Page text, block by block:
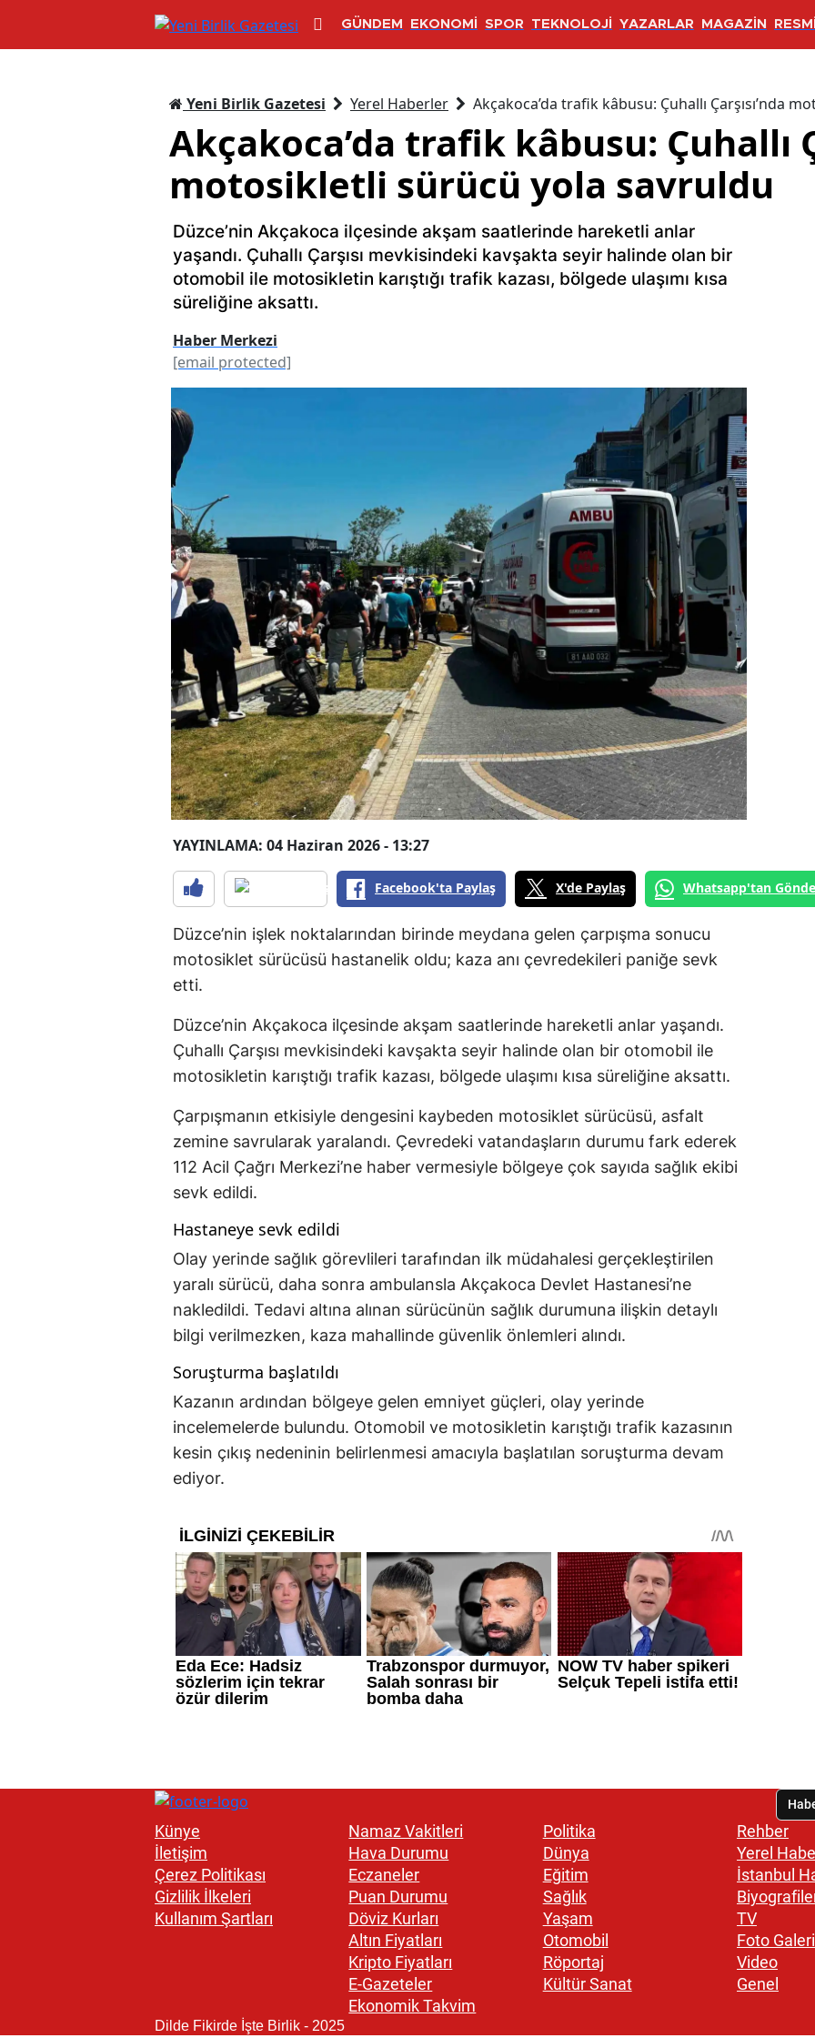
GÜNDEM EKONOMİ SPOR TEKNOLOJİ YAZARLAR MAGAZİN
Yeni Birlik Gazetesi Yerel Haberler Akçakoca’da trafik kâbusu: Çuhallı Çarşısı’nda
Akçakoca’da trafik kâbusu: Çuhallı
motosikletli sürücü yola savruldu
Düzce’nin Akçakoca ilçesinde akşam saatlerinde hareketli anlar
yaşandı. Çuhallı Çarşısı mevkisindeki kavşakta seyir halinde olan bir
otomobil ile motosikletin karıştığı trafik kazası, bölgede ulaşımı kısa
süreliğine aksattı.
Haber Merkezi
[email protected]
YAYINLAMA: 04 Haziran 2026 - 13:27
Facebook'ta Paylaş X'de Paylaş Whatsapp'tan
Düzce’nin işlek noktalarından birinde meydana gelen çarpışma sonucu
motosiklet sürücüsü hastanelik oldu; kaza anı çevredekileri paniğe sevk
etti.
Düzce’nin Akçakoca ilçesinde akşam saatlerinde hareketli anlar yaşandı.
Çuhallı Çarşısı mevkisindeki kavşakta seyir halinde olan bir otomobil ile
motosikletin karıştığı trafik kazası, bölgede ulaşımı kısa süreliğine aksattı.
Çarpışmanın etkisiyle dengesini kaybeden motosiklet sürücüsü, asfalt
zemine savrularak yaralandı. Çevredeki vatandaşların durumu fark ederek
112 Acil Çağrı Merkezi’ne haber vermesiyle bölgeye çok sayıda sağlık ekibi
sevk edildi.
Hastaneye sevk edildi
Olay yerinde sağlık görevlileri tarafından ilk müdahalesi gerçekleştirilen
yaralı sürücü, daha sonra ambulansla Akçakoca Devlet Hastanesi’ne
nakledildi. Tedavi altına alınan sürücünün sağlık durumuna ilişkin detaylı
bilgi verilmezken, kaza mahallinde güvenlik önlemleri alındı.
Soruşturma başlatıldı
Kazanın ardından bölgeye gelen emniyet güçleri, olay yerinde
incelemelerde bulundu. Otomobil ve motosikletin karıştığı trafik kazasının
kesin çıkış nedeninin belirlenmesi amacıyla başlatılan soruşturma devam
ediyor.
Künye
İletişim
Çerez Politikası
Gizlilik İlkeleri
Kullanım Şartları
Namaz Vakitleri
Hava Durumu
Eczaneler
Puan Durumu
Döviz Kurları
Altın Fiyatları
Kripto Fiyatları
E-Gazeteler
Ekonomik Takvim
Politika
Dünya
Eğitim
Sağlık
Yaşam
Otomobil
Röportaj
Kültür Sanat
Rehber
Yerel
İstanbul
TV
Foto Galeri
Video
Genel
Dilde Fikirde İşte Birlik - 2025